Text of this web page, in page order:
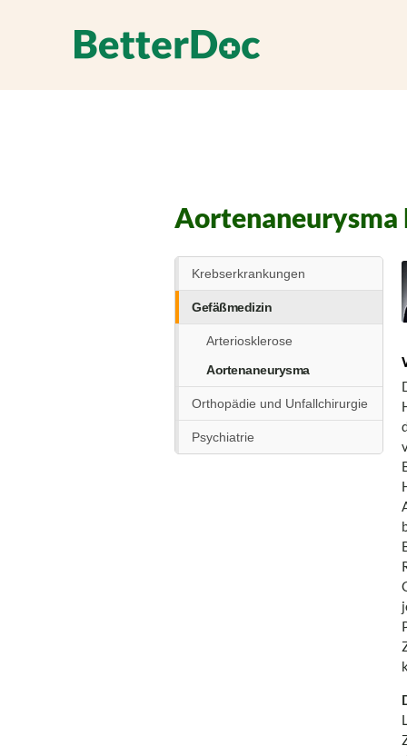
Aortenaneurysma
Krebserkrankungen
Gefäßmedizin
Arteriosklerose
Aortenaneurysma
Orthopädie und Unfallchirurgie
Psychiatrie